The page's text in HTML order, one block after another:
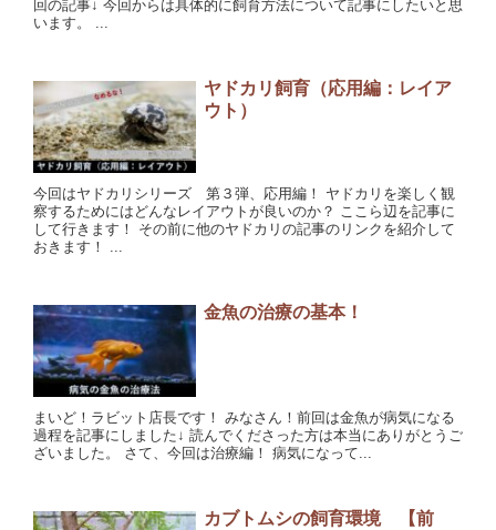
回の記事↓ 今回からは具体的に飼育方法について記事にしたいと思
います。 ...
ヤドカリ飼育（応用編：レイア
ウト）
今回はヤドカリシリーズ 第３弾、応用編！ ヤドカリを楽しく観
察するためにはどんなレイアウトが良いのか？ ここら辺を記事に
して行きます！ その前に他のヤドカリの記事のリンクを紹介して
おきます！ ...
金魚の治療の基本！
まいど！ラビット店長です！ みなさん！前回は金魚が病気になる
過程を記事にしました↓ 読んでくださった方は本当にありがとうご
ざいました。 さて、今回は治療編！ 病気になって...
カブトムシの飼育環境 【前